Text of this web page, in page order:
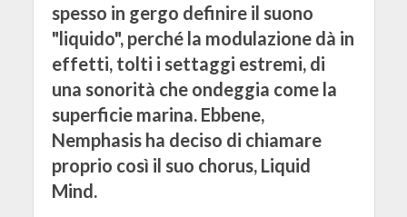
spesso in gergo definire il suono
"liquido", perché la modulazione dà in
effetti, tolti i settaggi estremi, di
una sonorità che ondeggia come la
superficie marina. Ebbene,
Nemphasis ha deciso di chiamare
proprio così il suo chorus, Liquid
Mind.